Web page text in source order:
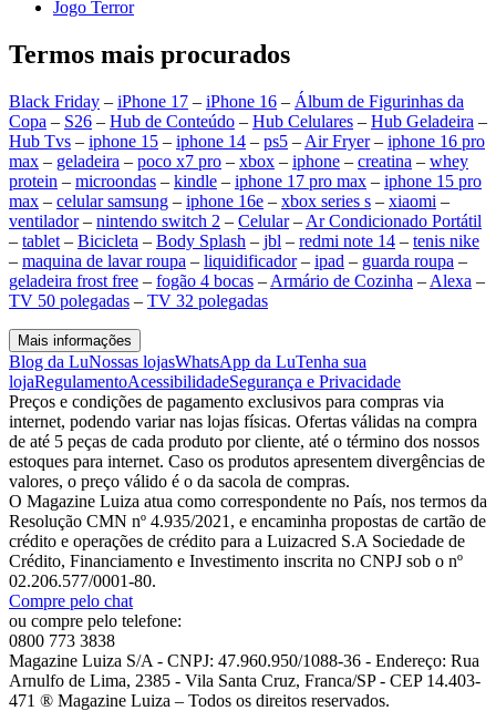
Jogo Terror
Termos mais procurados
Black Friday – iPhone 17 – iPhone 16 – Álbum de Figurinhas da
Copa – S26 – Hub de Conteúdo – Hub Celulares – Hub Geladeira –
Hub Tvs – iphone 15 – iphone 14 – ps5 – Air Fryer– iphone 16 pro
max – geladeira – poco x7 pro – xbox – iphone – creatina – whey
protein – microondas – kindle – iphone 17 pro max – iphone 15 pro
max – celular samsung – iphone 16e – xbox series s – xiaomi –
ventilador– nintendo switch 2 – Celular– Ar Condicionado Portátil
– tablet – Bicicleta – Body Splash – jbl – redmi note 14 – tenis nike
– maquina de lavar roupa – liquidificador– ipad – guarda roupa –
geladeira frost free – fogão 4 bocas – Armário de Cozinha – Alexa –
TV 50 polegadas – TV 32 polegadas
Mais informações
Blog da LuNossas lojasWhatsApp da LuTenha sua
lojaRegulamentoAcessibilidadeSegurança e Privacidade
Preços e condições de pagamento exclusivos para compras via
internet, podendo variar nas lojas físicas. Ofertas válidas na compra
de até 5 peças de cada produto por cliente, até o término dos nossos
estoques para internet. Caso os produtos apresentem divergências de
valores, o preço válido é o da sacola de compras.
O Magazine Luiza atua como correspondente no País, nos termos da
Resolução CMN nº 4.935/2021, e encaminha propostas de cartão de
crédito e operações de crédito para a Luizacred S.A Sociedade de
Crédito, Financiamento e Investimento inscrita no CNPJ sob o nº
02.206.577/0001-80.
Compre pelo chat
ou compre pelo telefone:
0800 773 3838
Magazine Luiza S/A - CNPJ: 47.960.950/1088-36 - Endereço: Rua
Arnulfo de Lima, 2385 - Vila Santa Cruz, Franca/SP - CEP 14.403-
471 ® Magazine Luiza – Todos os direitos reservados.